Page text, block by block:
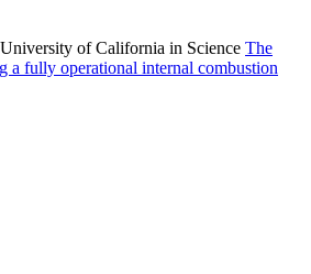
of California in Science The
a fully operational internal combustion